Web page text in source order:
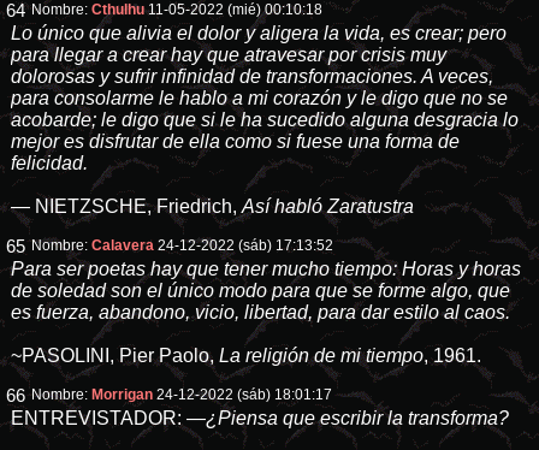
64 Nombre:Cthulhu 11-05-2022 (mié) 00:10:18
Lo único que alivia el dolor y aligera la vida, es crear; pero
para llegar a crear hay que atravesar por crisis muy
dolorosas y sufrir infinidad de transformaciones. A veces,
para consolarme le hablo a mi corazón y le digo que no se
acobarde; le digo que si le ha sucedido alguna desgracia lo
mejor es disfrutar de ella como si fuese una forma de
felicidad.
― NIETZSCHE, Friedrich, Así habló Zaratustra
65 Nombre:Calavera 24-12-2022 (sáb) 17:13:52
Para ser poetas hay que tener mucho tiempo: Horas y horas
de soledad son el único modo para que se forme algo, que
es fuerza, abandono, vicio, libertad, para dar estilo al caos.
~PASOLINI, Pier Paolo, La religión de mi tiempo, 1961.
66 Nombre: Morrigan 24-12-2022 (sáb) 18:01:17
ENTREVISTADOR: —¿Piensa que escribir la transforma?